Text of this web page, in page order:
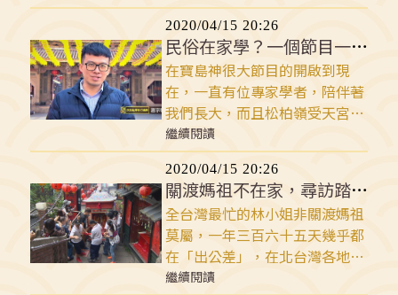
2020/04/15 20:26
民俗在家學？一個節目一本書辦到了！
在寶島神很大節目的開啟到現
在，一直有位專家學者，陪伴著
我們長大，而且松柏嶺受天宮就
在他的研究範圍內，所以松柏嶺
可說是他最熟悉的所在了，除此
之外，他也對瘦身可是有相當的
研究喔！而這位伴與寶神一起成
長的的夥伴是誰呢？他就是東華
大學中國語文學系民間文學博士
候選人民俗亂彈執行編輯「溫宗
翰」老師。
繼續閱讀
2020/04/15 20:26
關渡媽祖不在家，尋訪踏遍北台灣
全台灣最忙的林小姐非關渡媽祖
莫屬，一年三百六十五天幾乎都
在「出公差」，在北台灣各地四
處看顧信徒。
繼續閱讀